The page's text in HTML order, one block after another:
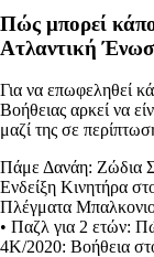
Πώς μπορεί
Ατλαντική
Για να επωφεληθεί
Βοήθειας αρκεί να
μαζί της σε
Πάμε Δανάη: Ζώδια
Ενδείξη Κινητήρα
Πλέγματα
• Παζλ για 2 ετών:
4Κ/2020: Βοήθεια